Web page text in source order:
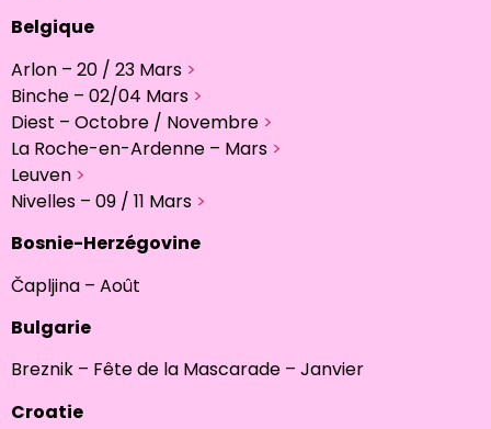
Belgique
Arlon – 20 / 23 Mars >
Binche – 02/04 Mars >
Diest – Octobre / Novembre >
La Roche-en-Ardenne – Mars >
Leuven >
Nivelles – 09 / 11 Mars >
Bosnie-Herzégovine
Čapljina – Août
Bulgarie
Breznik – Fête de la Mascarade – Janvier
Croatie